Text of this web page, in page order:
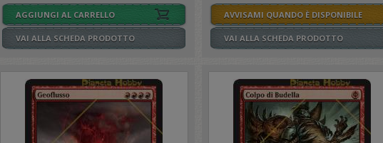
AGGIUNGI AL CARRELLO
VAI ALLA SCHEDA PRODOTTO
AVVISAMI QUANDO È DISPONIBILE
VAI ALLA SCHEDA PRODOTTO